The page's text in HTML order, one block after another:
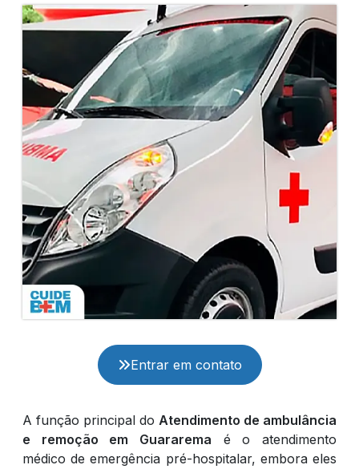
A função principal do Atendimento de ambulância
e remoção em Guararema é o atendimento
médico de emergência pré-hospitalar, embora eles
Entrar em contato